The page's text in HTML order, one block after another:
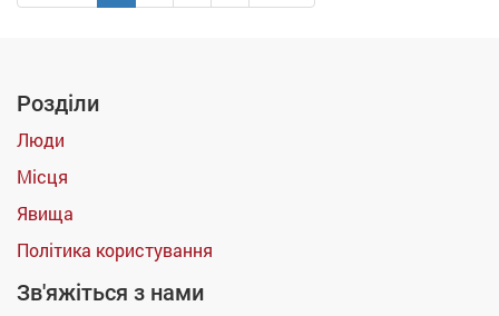
Розділи
Люди
Місця
Явища
Політика користування
Зв'яжіться з нами